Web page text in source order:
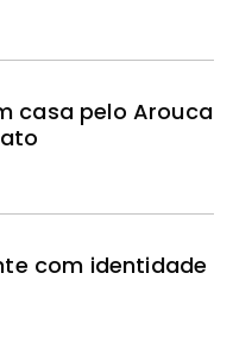
casa pelo Arouca
com identidade